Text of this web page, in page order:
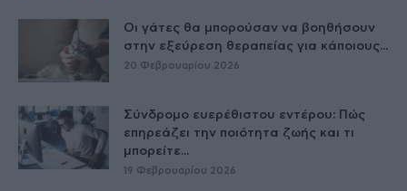
Οι γάτες θα μπορούσαν να βοηθήσουν
στην εξεύρεση θεραπείας για κάποιους...
20 Φεβρουαρίου 2026
Σύνδρομο ευερέθιστου εντέρου: Πώς
επηρεάζει την ποιότητα ζωής και τι
μπορείτε...
19 Φεβρουαρίου 2026